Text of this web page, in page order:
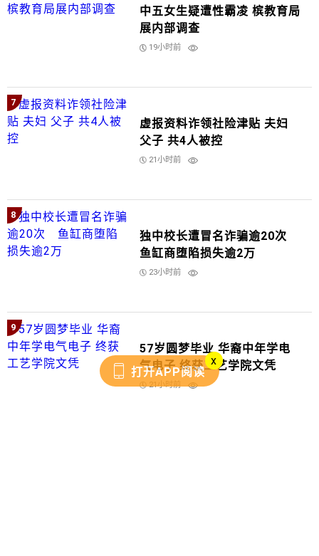
中五女生疑遭性霸凌 槟教育局
展内部调查
19小时前
7
虚报资料诈领社险津贴 夫妇
父子 共4人被控
21小时前
8
独中校长遭冒名诈骗逾20次
鱼缸商堕陷损失逾2万
23小时前
9
57岁圆梦毕业 华裔中年学电
气电子 终获工艺学院文凭
21小时前
打开APP阅读
x